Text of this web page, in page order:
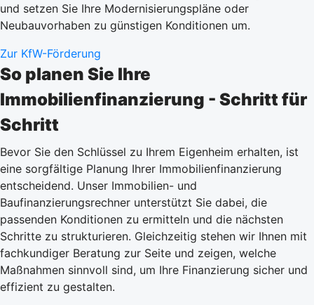
und setzen Sie Ihre Modernisierungspläne oder
Neubauvorhaben zu günstigen Konditionen um.
Zur KfW-Förderung
So planen Sie Ihre
Immobilienfinanzierung - Schritt für
Schritt
Bevor Sie den Schlüssel zu Ihrem Eigenheim erhalten, ist
eine sorgfältige Planung Ihrer Immobilienfinanzierung
entscheidend. Unser Immobilien- und
Baufinanzierungsrechner unterstützt Sie dabei, die
passenden Konditionen zu ermitteln und die nächsten
Schritte zu strukturieren. Gleichzeitig stehen wir Ihnen mit
fachkundiger Beratung zur Seite und zeigen, welche
Maßnahmen sinnvoll sind, um Ihre Finanzierung sicher und
effizient zu gestalten.